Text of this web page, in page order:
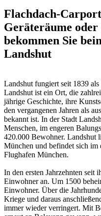
Flachdach-
Geräteräume oder
bekommen Sie
Landshut
Landshut fungiert seit 1839
Landshut ist ein Ort, die
jährige Geschichte, ihre
den vergangenen Jahren als
bekannt ist. In der Stadt
Menschen, im engeren
420.000 Bewohner. Landshut
München und befindet sich im
Flughafen München.
In den ersten Jahrzehnten seit
Einwohner an. Um 1500
Einwohner. Über die
Kriege und daraus
immer wieder verringert. Mit